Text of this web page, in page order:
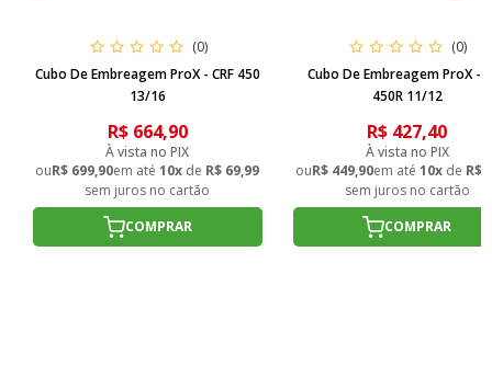
(0)
Cubo De Embreagem ProX - CRF 450
13/16
R$ 664,90
À vista no PIX
ouR$ 699,90em até10x de R$ 69,99
sem juros no cartão
COMPRAR
(0)
Cubo De Embreagem ProX -
450R 11/12
R$ 427,40
À vista no PIX
ouR$ 449,90em até 10xde R$
sem juros no cartão
COMPRAR